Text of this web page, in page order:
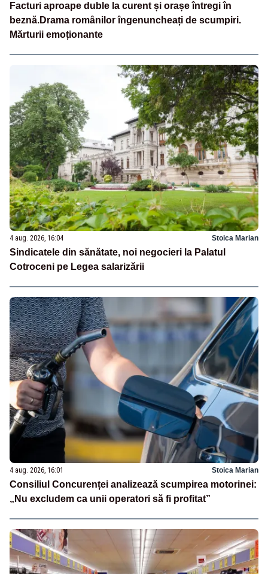
Facturi aproape duble la curent și orașe întregi în
beznă.Drama românilor îngenuncheați de scumpiri.
Mărturii emoționante
4 aug. 2026, 16:04 Stoica Marian
Sindicatele din sănătate, noi negocieri la Palatul
Cotroceni pe Legea salarizării
4 aug. 2026, 16:01 Stoica Marian
Consiliul Concurenței analizează scumpirea motorinei:
„Nu excludem ca unii operatori să fi profitat”